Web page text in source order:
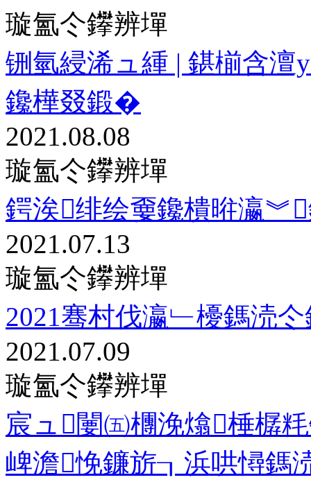
璇氳仒鑻辨墠
铏氫綅浠ュ緟 | 鍖椾含
鑱樺叕鍛�
2021.08.08
璇氳仒鑻辨墠
鍔涘绯绘嫑鑱樻暀瀛
2021.07.13
璇氳仒鑻辨墠
2021骞村伐瀛﹂櫌鎷涜
2021.07.09
璇氳仒鑻辨墠
宸ュ闄㈤檲浼熻棰樼
崥澹悗鐮旂┒浜哄憳鎷